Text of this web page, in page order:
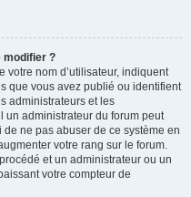
modifier ?
votre nom d’utilisateur, indiquent
que vous avez publié ou identifient
administrateurs et les
un administrateur du forum peut
ne pas abuser de ce système en
votre rang sur le forum.
et un administrateur ou un
votre compteur de